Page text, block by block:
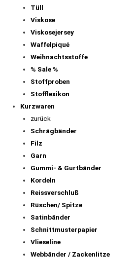
Tüll
Viskose
Viskosejersey
Waffelpiqué
Weihnachtsstoffe
% Sale %
Stoffproben
Stofflexikon
Kurzwaren
zurück
Schrägbänder
Filz
Garn
Gummi- & Gurtbänder
Kordeln
Reissverschluß
Rüschen/ Spitze
Satinbänder
Schnittmusterpapier
Vlieseline
Webbänder / Zackenlitze